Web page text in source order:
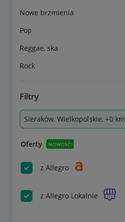
Nowe brzmienia
Pop
Reggae, ska
Rock
Filtry
Sieraków, Wielkopolskie, +0 km
Oferty NOWOŚĆ!
z Allegro
z Allegro Lokalnie